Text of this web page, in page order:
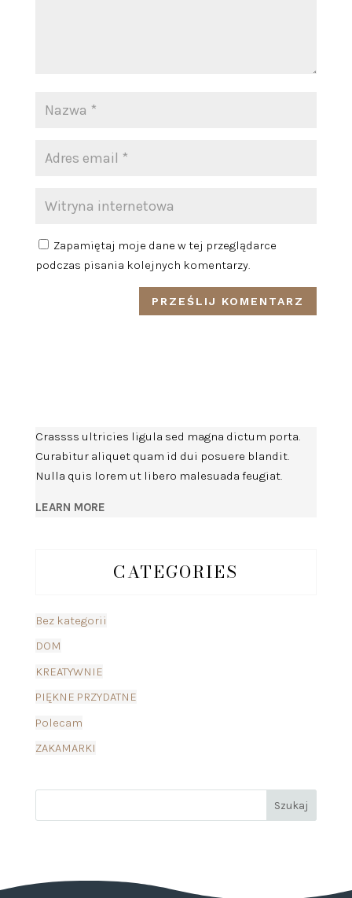
Zapamiętaj moje dane w tej przeglądarce
podczas pisania kolejnych komentarzy.
Crassss ultricies ligula sed magna dictum porta.
Curabitur aliquet quam id dui posuere blandit.
Nulla quis lorem ut libero malesuada feugiat.
LEARN MORE
CATEGORIES
Bez kategorii
DOM
KREATYWNIE
PIĘKNE PRZYDATNE
Polecam
ZAKAMARKI